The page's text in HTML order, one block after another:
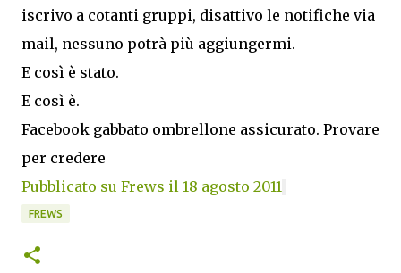
iscrivo a cotanti gruppi, disattivo le notifiche via
mail, nessuno potrà più aggiungermi.
E così è stato.
E così è.
Facebook gabbato ombrellone assicurato. Provare
per credere
Pubblicato su Frews il 18 agosto 2011
FREWS